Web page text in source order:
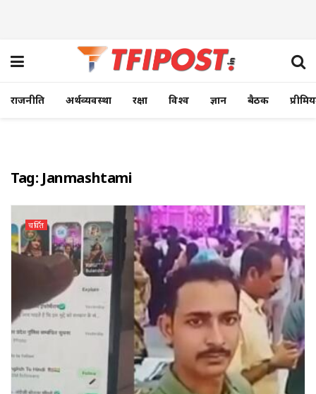
राजनीति अर्थव्यवस्था रक्षा विश्व ज्ञान बैठक
Tag: Janmashtami
चर्चित